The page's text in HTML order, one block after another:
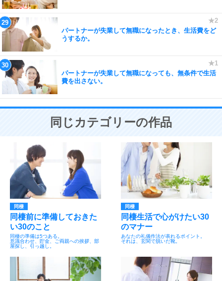
パートナーが失業して無職になったとき、生活費をど
うするか。
パートナーが失業して無職になっても、無条件で生活
費を出さない。
同じカテゴリーの作品
同棲
同棲前に準備しておきた
い30のこと
同棲の準備は5つある。
意識合わせ、貯金、ご両親への挨拶、部
屋探し、引っ越し。
同棲
同棲生活で心がけたい30
のマナー
あなたの礼儀作法が表れるポイント。
それは、玄関で脱いだ靴。